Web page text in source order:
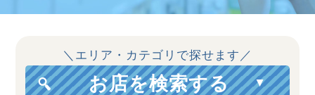
＼エリア・カテゴリで探せます／
お店を検索する